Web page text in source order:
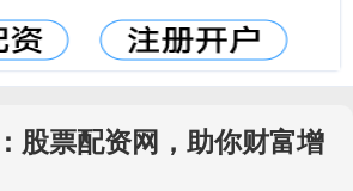
股票配资网，助你财富增